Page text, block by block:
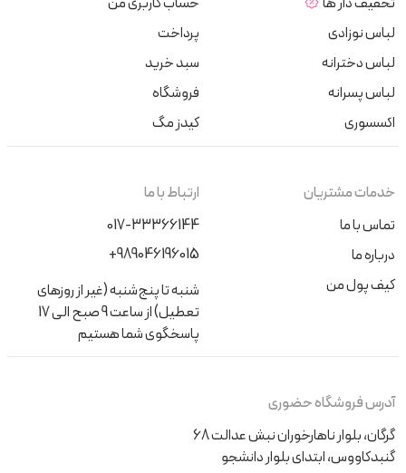
لباس نوزادی
لباس دخترانه
لباس پسرانه
اکسسوری
پرداخت
سبد خرید
فروشگاه
کیدز مگ
خدمات مشتریان
تماس با ما
درباره ما
کیف پول من
ارتباط با ما
017-33366144
+989046196015
شنبه تا پنج‌شنبه (غیر از روزهای
تعطیل) از ساعت 9 صبح الی 17
پاسخگوی شما هستیم
آدرس فروشگاه حضوری
گرگان، بلوار ناهارخوران نبش عدالت 68
گنبدکاووس، ابتدای بلوار دانشجو